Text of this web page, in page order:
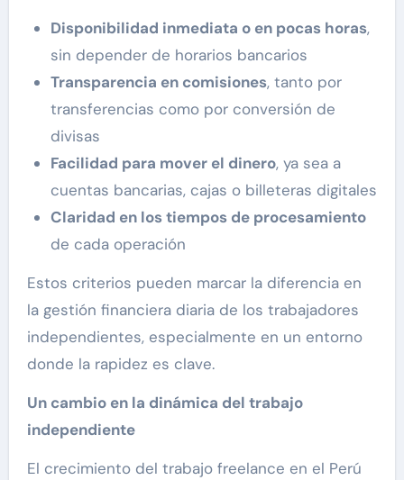
Disponibilidad inmediata o en pocas horas,
sin depender de horarios bancarios
Transparencia en comisiones, tanto por
transferencias como por conversión de
divisas
Facilidad para mover el dinero, ya sea a
cuentas bancarias, cajas o billeteras digitales
Claridad en los tiempos de procesamiento
de cada operación
Estos criterios pueden marcar la diferencia en
la gestión financiera diaria de los trabajadores
independientes, especialmente en un entorno
donde la rapidez es clave.
Un cambio en la dinámica del trabajo
independiente
El crecimiento del trabajo freelance en el Perú